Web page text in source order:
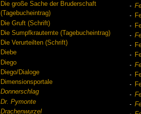
Die große Sache der Bruderschaft
(Tagebucheintrag)
Die Gruft (Schrift)
Die Sumpfkrauternte (Tagebucheintrag)
Die Verurteilten (Schrift)
Diebe
Diego
Diego/Dialoge
Dimensionsportale
Donnerschlag
Dr. Pymonte
Drachenwurzel